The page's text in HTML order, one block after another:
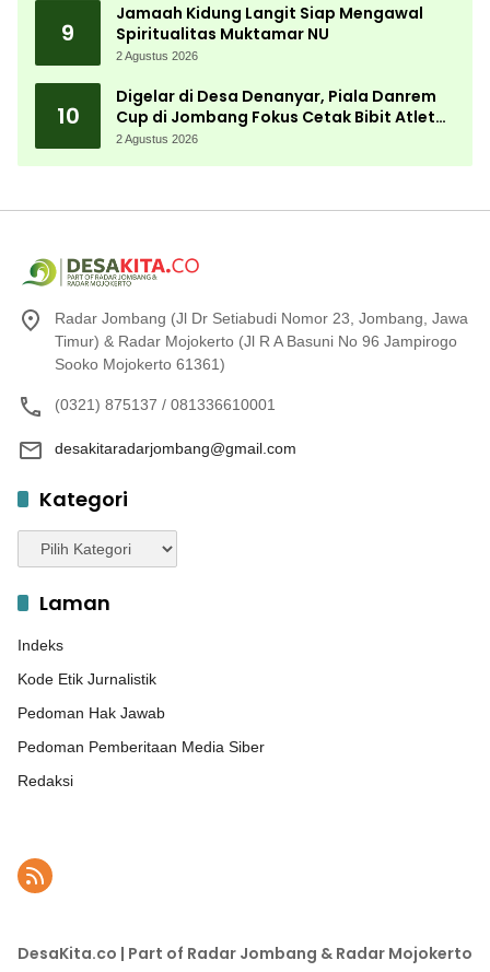
9
Jamaah Kidung Langit Siap Mengawal
Spiritualitas Muktamar NU
2 Agustus 2026
10
Digelar di Desa Denanyar, Piala Danrem
Cup di Jombang Fokus Cetak Bibit Atlet
Menembak Berprestasi
2 Agustus 2026
Radar Jombang (Jl Dr Setiabudi Nomor 23, Jombang, Jawa
Timur) & Radar Mojokerto (Jl R A Basuni No 96 Jampirogo
Sooko Mojokerto 61361)
(0321) 875137 / 081336610001
desakitaradarjombang@gmail.com
Kategori
Kategori
Laman
Indeks
Kode Etik Jurnalistik
Pedoman Hak Jawab
Pedoman Pemberitaan Media Siber
Redaksi
DesaKita.co | Part of Radar Jombang & Radar Mojokerto